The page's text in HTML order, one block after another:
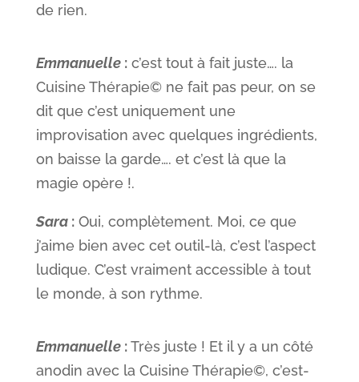
de rien.
Emmanuelle:c’est tout à fait juste…. la
Cuisine Thérapie© ne fait pas peur, on se
dit que c’est uniquement une
improvisation avec quelques ingrédients,
on baisse la garde…. et c’est là que la
magie opère !.
Sara:Oui, complètement. Moi, ce que
j’aime bien avec cet outil-là, c’est l’aspect
ludique. C’est vraiment accessible à tout
le monde, à son rythme.
Emmanuelle:Très juste ! Et il y a un côté
anodin avec la Cuisine Thérapie©, c’est-